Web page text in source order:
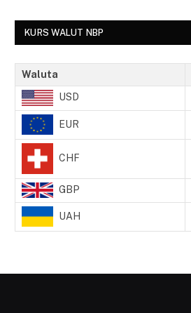
KURS WALUT NBP
Waluta
USD
EUR
CHF
GBP
UAH